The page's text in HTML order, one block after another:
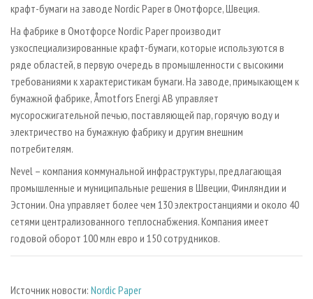
крафт-бумаги на заводе Nordic Paper в Омотфорсе, Швеция.
На фабрике в Омотфорсе Nordic Paper производит
узкоспециализированные крафт-бумаги, которые используются в
ряде областей, в первую очередь в промышленности с высокими
требованиями к характеристикам бумаги. На заводе, примыкающем к
бумажной фабрике, Åmotfors Energi AB управляет
мусоросжигательной печью, поставляющей пар, горячую воду и
электричество на бумажную фабрику и другим внешним
потребителям.
Nevel – компания коммунальной инфраструктуры, предлагающая
промышленные и муниципальные решения в Швеции, Финляндии и
Эстонии. Она управляет более чем 130 электростанциями и около 40
сетями централизованного теплоснабжения. Компания имеет
годовой оборот 100 млн евро и 150 сотрудников.
Источник новости: Nordic Paper